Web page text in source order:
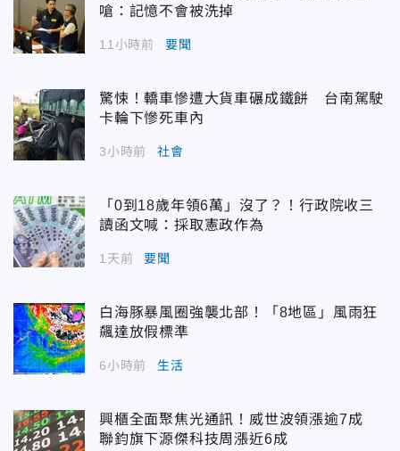
嗆：記憶不會被洗掉
11小時前 要聞
驚悚！轎車慘遭大貨車碾成鐵餅 台南駕駛
卡輪下慘死車內
3小時前 社會
「0到18歲年領6萬」沒了？！行政院收三
讀函文喊：採取憲政作為
1天前 要聞
白海豚暴風圈強襲北部！「8地區」風雨狂
飆達放假標準
6小時前 生活
興櫃全面聚焦光通訊！威世波領漲逾7成
聯鈞旗下源傑科技周漲近6成